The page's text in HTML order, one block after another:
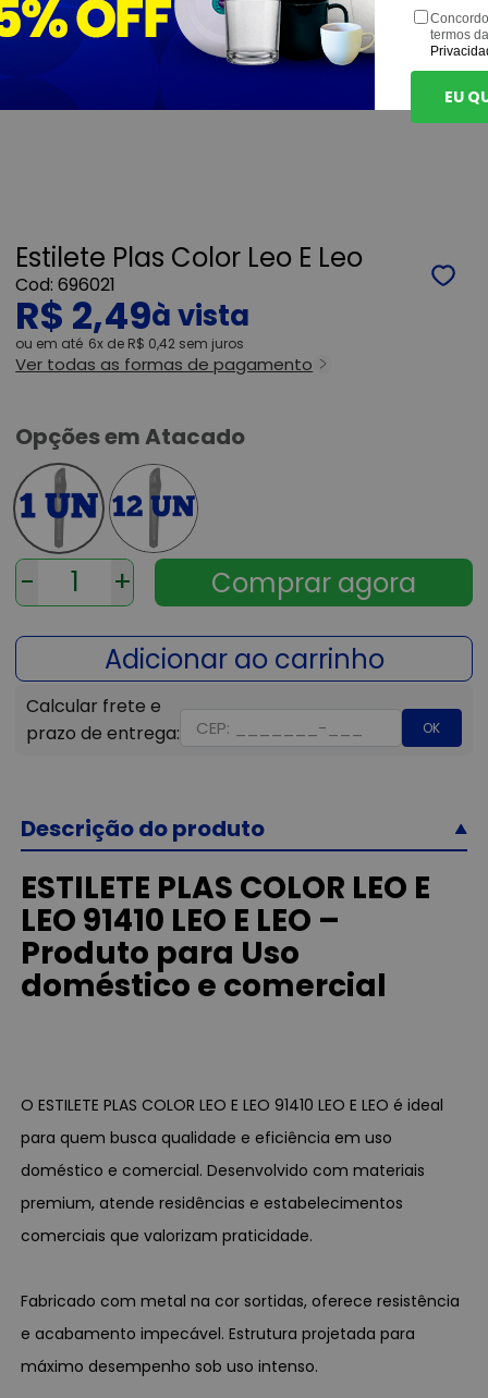
Estilete Plas Color Leo E Leo
696021
R$ 2,49
ou 6x de R$ 0,42 sem juros
Ver todas as formas de pagamento
Opções em Atacado
- +
OK
Descrição do produto
ESTILETE PLAS COLOR LEO E
LEO 91410 LEO E LEO –
Produto para Uso
doméstico e comercial
O ESTILETE PLAS COLOR LEO E LEO 91410 LEO E LEO é ideal
para quem busca qualidade e eficiência em uso
doméstico e comercial. Desenvolvido com materiais
premium, atende residências e estabelecimentos
comerciais que valorizam praticidade.
Fabricado com metal na cor sortidas, oferece resistência
e acabamento impecável. Estrutura projetada para
máximo desempenho sob uso intenso.
termos
EU